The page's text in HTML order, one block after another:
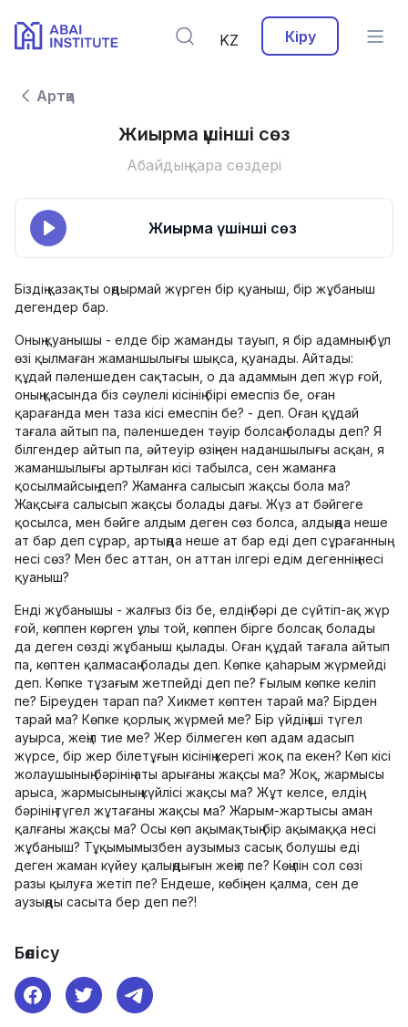
KZ Кіру
Артқа
Жиырма үшінші сөз
Абайдың қара сөздері
Жиырма үшінші сөз
Біздің қазақты оңдырмай жүрген бір қуаныш, бір жұбаныш
дегендер бар.
Оның қуанышы - елде бір жаманды тауып, я бір адамның бұл
өзі қылмаған жаманшылығы шықса, қуанады. Айтады:
құдай пәленшеден сақтасын, о да адаммын деп жүр ғой,
оның қасында біз сәулелі кісінің бірі емеспіз бе, оған
қарағанда мен таза кісі емеспін бе? - деп. Оған құдай
тағала айтып па, пәленшеден тәуір болсаң болады деп? Я
білгендер айтып па, әйтеуір өзіңнен наданшылығы асқан, я
жаманшылығы артылған кісі табылса, сен жаманға
қосылмайсың деп? Жаманға салысып жақсы бола ма?
Жақсыға салысып жақсы болады дағы. Жүз ат бәйгеге
қосылса, мен бәйге алдым деген сөз болса, алдыңда неше
ат бар деп сұрар, артыңда неше ат бар еді деп сұрағанның
несі сөз? Мен бес аттан, он аттан ілгері едім дегеннің несі
қуаныш?
Енді жұбанышы - жалғыз біз бе, елдің бәрі де сүйтіп-ақ жүр
ғой, көппен көрген ұлы той, көппен бірге болсақ болады
да деген сөзді жұбаныш қылады. Оған құдай тағала айтып
па, көптен қалмасаң болады деп. Көпке қаһарым жүрмейді
деп. Көпке тұзағым жетпейді деп пе? Ғылым көпке келіп
пе? Біреуден тарап па? Хикмет көптен тарай ма? Бірден
тарай ма? Көпке қорлық жүрмей ме? Бір үйдің іші түгел
ауырса, жеңіл тие ме? Жер білмеген көп адам адасып
жүрсе, бір жер білетұғын кісінің керегі жоқ па екен? Көп кісі
жолаушының бәрінің аты арығаны жақсы ма? Жоқ, жармысы
арыса, жармысының күйлісі жақсы ма? Жұт келсе, елдің
бәрінің түгел жұтағаны жақсы ма? Жарым-жартысы аман
қалғаны жақсы ма? Осы көп ақымақтың бір ақымаққа несі
жұбаныш? Тұқымымызбен аузымыз сасық болушы еді
деген жаман күйеу қалыңдығын жеңіп пе? Көңілін сол сөзі
разы қылуға жетіп пе? Ендеше, көбіңнен қалма, сен де
аузыңды сасыта бер деп пе?!
Бөлісу